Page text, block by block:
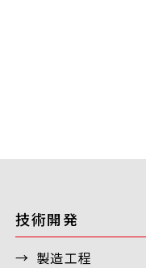
技術開発
製造工程